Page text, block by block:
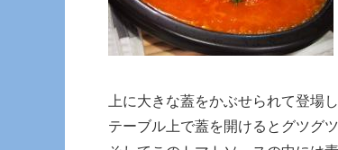
上に大きな蓋をかぶせられて登場し
テーブル上で蓋を開けるとグツグ